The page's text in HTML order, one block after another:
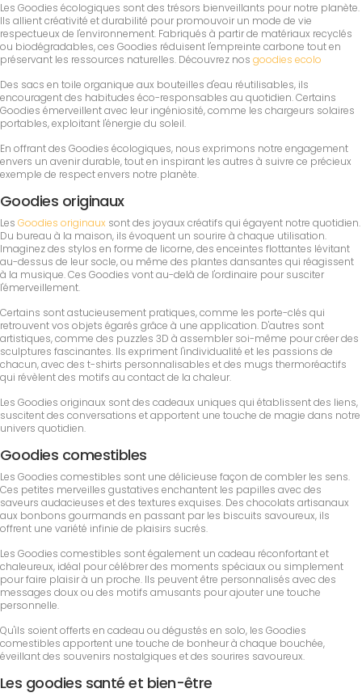
Les Goodies écologiques sont des trésors bienveillants pour notre planète.
Ils allient créativité et durabilité pour promouvoir un mode de vie
respectueux de l'environnement. Fabriqués à partir de matériaux recyclés
ou biodégradables, ces Goodies réduisent l'empreinte carbone tout en
préservant les ressources naturelles. Découvrez nos goodies ecolo
Des sacs en toile organique aux bouteilles d'eau réutilisables, ils
encouragent des habitudes éco-responsables au quotidien. Certains
Goodies émerveillent avec leur ingéniosité, comme les chargeurs solaires
portables, exploitant l'énergie du soleil.
En offrant des Goodies écologiques, nous exprimons notre engagement
envers un avenir durable, tout en inspirant les autres à suivre ce précieux
exemple de respect envers notre planète.
Goodies originaux
Les Goodies originaux sont des joyaux créatifs qui égayent notre quotidien.
Du bureau à la maison, ils évoquent un sourire à chaque utilisation.
Imaginez des stylos en forme de licorne, des enceintes flottantes lévitant
au-dessus de leur socle, ou même des plantes dansantes qui réagissent
à la musique. Ces Goodies vont au-delà de l'ordinaire pour susciter
l'émerveillement.
Certains sont astucieusement pratiques, comme les porte-clés qui
retrouvent vos objets égarés grâce à une application. D'autres sont
artistiques, comme des puzzles 3D à assembler soi-même pour créer des
sculptures fascinantes. Ils expriment l'individualité et les passions de
chacun, avec des t-shirts personnalisables et des mugs thermoréactifs
qui révèlent des motifs au contact de la chaleur.
Les Goodies originaux sont des cadeaux uniques qui établissent des liens,
suscitent des conversations et apportent une touche de magie dans notre
univers quotidien.
Goodies comestibles
Les Goodies comestibles sont une délicieuse façon de combler les sens.
Ces petites merveilles gustatives enchantent les papilles avec des
saveurs audacieuses et des textures exquises. Des chocolats artisanaux
aux bonbons gourmands en passant par les biscuits savoureux, ils
offrent une variété infinie de plaisirs sucrés.
Les Goodies comestibles sont également un cadeau réconfortant et
chaleureux, idéal pour célébrer des moments spéciaux ou simplement
pour faire plaisir à un proche. Ils peuvent être personnalisés avec des
messages doux ou des motifs amusants pour ajouter une touche
personnelle.
Qu'ils soient offerts en cadeau ou dégustés en solo, les Goodies
comestibles apportent une touche de bonheur à chaque bouchée,
éveillant des souvenirs nostalgiques et des sourires savoureux.
Les goodies santé et bien-être